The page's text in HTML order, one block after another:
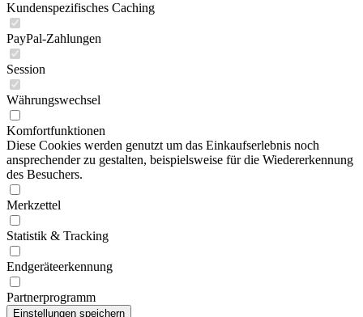
Kundenspezifisches Caching
PayPal-Zahlungen
Session
Währungswechsel
Komfortfunktionen
Diese Cookies werden genutzt um das Einkaufserlebnis noch
ansprechender zu gestalten, beispielsweise für die Wiedererkennung
des Besuchers.
Merkzettel
Statistik & Tracking
Endgeräteerkennung
Partnerprogramm